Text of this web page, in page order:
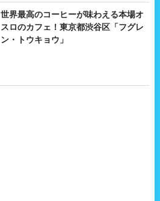
世界最高のコーヒーが味わえる本場オ
スロのカフェ！東京都渋谷区「フグレ
ン・トウキョウ」